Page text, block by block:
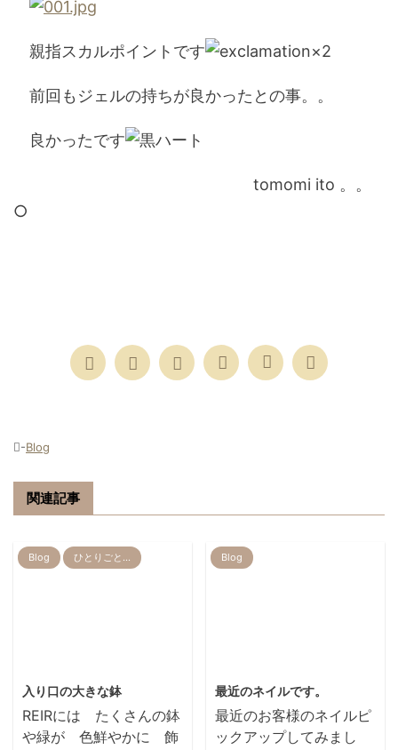
親指スカルポイントです
前回もジェルの持ちが良かったとの事。。
良かったです
tomomi ito 。。
○
-Blog
関連記事
Blog ひとりごと…
入り口の大きな鉢
REIRには たくさんの鉢
や緑が 色鮮やかに 飾
Blog
最近のネイルです。
最近のお客様のネイルピ
ックアップしてみまし